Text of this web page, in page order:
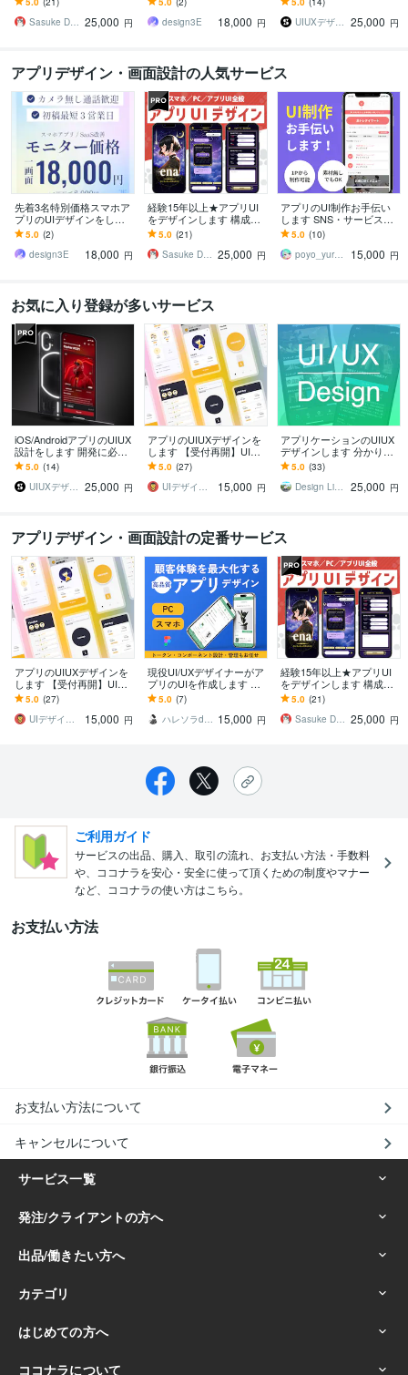
や改修もご相談いただけ
ます
Sasuke Design 25,000 円
品・モニター価格で本格U
Iデザイン
design3E
18,000 円
イン専門会社が対応
UIUXデザイン • SOLUS株式会社 25,000 円
アプリデザイン・画面設計の人気サービス
先着3名特別価格スマホア
プリのUIデザインをしま
す 通話不要・Figma納
品・モニター価格で本格U
Iデザイン
5.0 (2)
design3E
18,000 円
経験15年以上★アプリUI
をデザインします 構成案
やラフをもとに、UI設計
や改修もご相談いただけ
ます
5.0 (21)
Sasuke Design 25,000 円
アプリのUI制作お手伝い
します SNS・サービス・
ゲーム・EC・ニュース・
女性向けなど
5.0 (10)
poyo_yuru（ぽよゆる）
15,000 円
お気に入り登録が多いサービス
iOS/AndroidアプリのUIUX
設計をします 開発に必要
な全設計工程をUIUXデザ
イン専門会社が対応
5.0 (14)
UIUXデザイン • SOLUS株式会社 25,000 円
アプリのUIUXデザインを
します 【受付再開】UIUX
のプロがあなたのビジネ
スを加速させます！
5.0 (27)
UIデザイナー・たぐち
15,000 円
アプリケーションのUIUX
デザインします 分かりや
すい、使いやすいデザイ
ンを追求します！
5.0 (33)
Design Libero ｜ スギモト
25,000 円
アプリデザイン・画面設計の定番サービス
アプリのUIUXデザインを
します 【受付再開】UIUX
のプロがあなたのビジネ
スを加速させます！
5.0 (27)
UIデザイナー・たぐち
15,000 円
現役UI/UXデザイナーがア
プリのUIを作成します あ
なたのアイデアを形に！
高品質なアプリ開発をサ
ポートします。
5.0 (7)
ハレソラdesign 15,000 円
経験15年以上★アプリUI
をデザインします 構成案
やラフをもとに、UI設計
や改修もご相談いただけ
ます
5.0 (21)
Sasuke Design 25,000 円
ご利用ガイド
サービスの出品、購入、取引の流れ、お支払い方法・手数料
や、ココナラを安心・安全に使って頂くための制度やマナー
など、ココナラの使い方はこちら。
お支払い方法
お支払い方法について
キャンセルについて